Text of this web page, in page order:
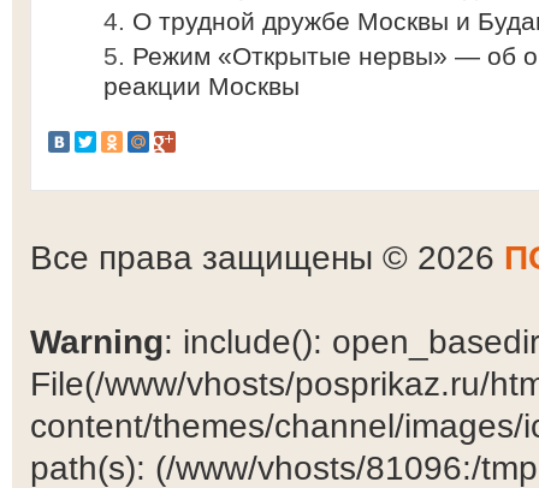
О трудной дружбе Москвы и
Режим «Открытые нервы» — об
реакции Москвы
Все права защищены © 2026
Warning: include():
File(/www/vhosts/posprikaz.ru/
content/themes/channel/
path(s): (/www/vhosts/81096:/